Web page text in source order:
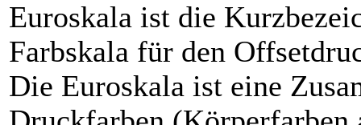
Euroskala ist die
Farbskala für den
Die Euroskala ist eine